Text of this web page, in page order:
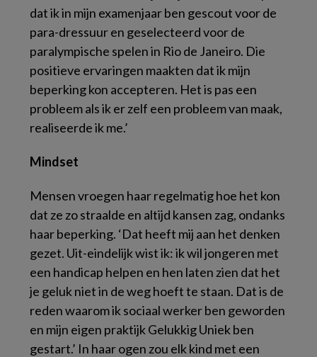
dat ik in mijn examenjaar ben gescout voor de
para-dressuur en geselecteerd voor de
paralympische spelen in Rio de Janeiro. Die
positieve ervaringen maakten dat ik mijn
beperking kon accepteren. Het is pas een
probleem als ik er zelf een probleem van maak,
realiseerde ik me.’
Mindset
Mensen vroegen haar regelmatig hoe het kon
dat ze zo straalde en altijd kansen zag, ondanks
haar beperking. ‘Dat heeft mij aan het denken
gezet. Uit-eindelijk wist ik: ik wil jongeren met
een handicap helpen en hen laten zien dat het
je geluk niet in de weg hoeft te staan. Dat is de
reden waarom ik sociaal werker ben geworden
en mijn eigen praktijk Gelukkig Uniek ben
gestart.’ In haar ogen zou elk kind met een